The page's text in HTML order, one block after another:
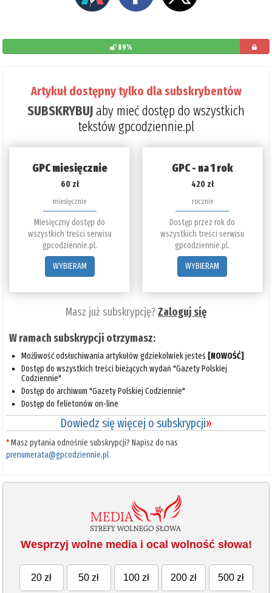
89%
Artykuł dostępny tylko dla subskrybentów
SUBSKRYBUJaby mieć dostęp do wszystkich
tekstów gpcodziennie.pl
GPC miesięcznie
60 zł
miesięcznie
Miesięczny dostęp do
wszystkich treści serwisu
gpcodziennie.pl.
WYBIERAM
GPC - na 1 rok
420 zł
rocznie
Dostęp przez rok do
wszystkich treści serwisu
gpcodziennie.pl.
WYBIERAM
Masz już subskrypcję?Zaloguj się
W ramach subskrypcji otrzymasz:
Możliwość odsłuchiwania artykułów gdziekolwiek jesteś [NOWOŚĆ]
Dostęp do wszystkich treści bieżących wydań "Gazety Polskiej
Codziennie"
Dostęp do archiwum "Gazety Polskiej Codziennie"
Dostęp do felietonów on-line
Dowiedz się więcej o subskrypcji»
*Masz pytania odnośnie subskrypcji? Napisz do nas
prenumerata@gpcodziennie.pl
Wesprzyj wolne media i ocal wolność słowa!
20 zł 50 zł 100 zł 200 zł 500 zł